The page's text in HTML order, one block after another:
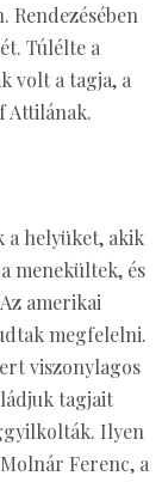
Rendezésében
Túlélte a
volt a tagja, a
Attilának.
a helyüket, akik
menekültek, és
amerikai
megfelelni.
viszonylagos
tagjait
Ilyen
Ferenc, a